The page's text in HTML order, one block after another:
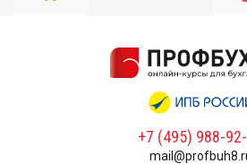
+7 (495) 988-